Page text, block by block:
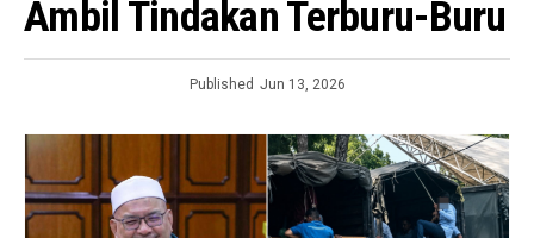
Ambil Tindakan Terburu-Buru
Published Jun 13, 2026